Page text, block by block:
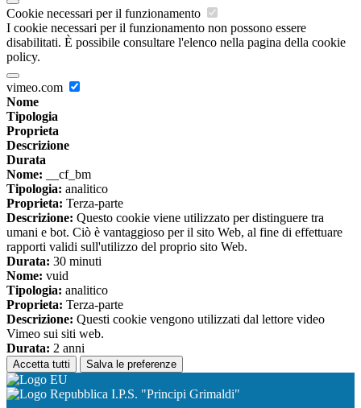
Cookie necessari per il funzionamento
I cookie necessari per il funzionamento non possono essere
disabilitati. È possibile consultare l'elenco nella pagina della cookie
policy.
vimeo.com
Nome
Tipologia
Proprieta
Descrizione
Durata
Nome: __cf_bm
Tipologia: analitico
Proprieta: Terza-parte
Descrizione: Questo cookie viene utilizzato per distinguere tra
umani e bot. Ciò è vantaggioso per il sito Web, al fine di effettuare
rapporti validi sull'utilizzo del proprio sito Web.
Durata: 30 minuti
Nome: vuid
Tipologia: analitico
Proprieta: Terza-parte
Descrizione: Questi cookie vengono utilizzati dal lettore video
Vimeo sui siti web.
Durata: 2 anni
Accetta tutti Salva le preferenze
I.P.S. "Principi Grimaldi"